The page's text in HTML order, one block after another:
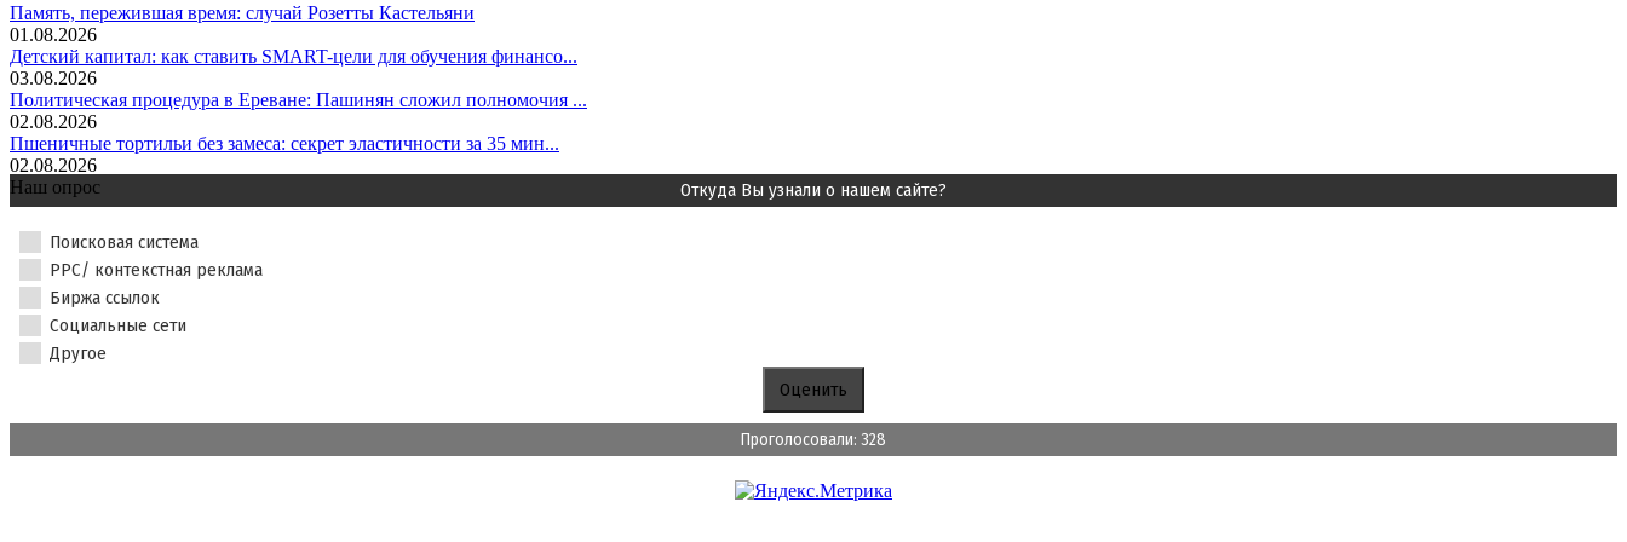
Память, пережившая время: случай Розетты Кастельяни
01.08.2026
Детский капитал: как ставить SMART-цели для обучения финансо...
03.08.2026
Политическая процедура в Ереване: Пашинян сложил полномочия ...
02.08.2026
Пшеничные тортильи без замеса: секрет эластичности за 35 мин...
02.08.2026
Наш опрос
Откуда Вы узнали о нашем сайте?
Поисковая система
PPC/ контекстная реклама
Биржа ссылок
Социальные сети
Другое
Проголосовали: 328